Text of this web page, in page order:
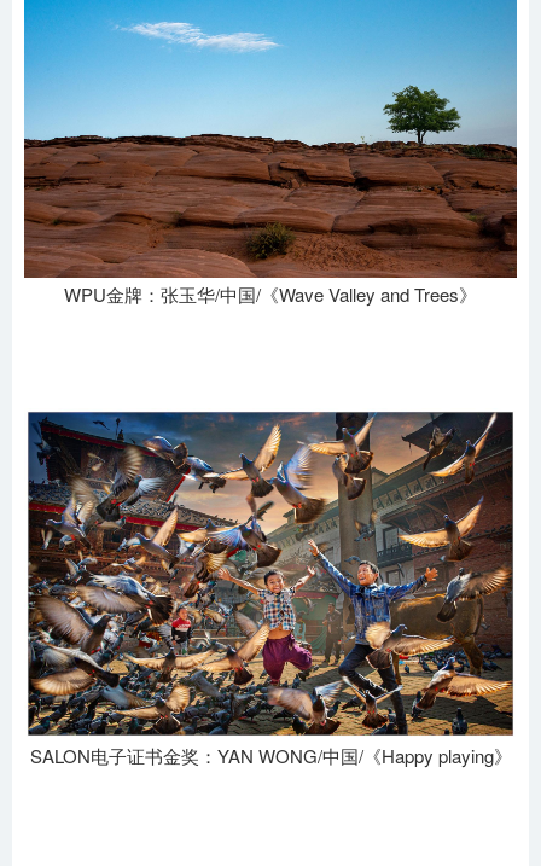
WPU金牌：张玉华/中国/《Wave Valley and Trees》
SALON电子证书金奖：YAN WONG/中国/《Happy playing》